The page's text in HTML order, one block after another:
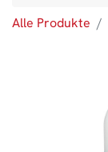
Alle Produkte